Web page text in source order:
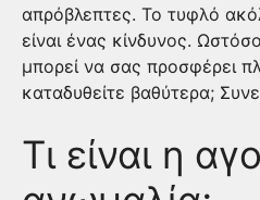
απρόβλεπτες. Το τυφλό
είναι ένας κίνδυνος.
μπορεί να σας προσφέρει
καταδυθείτε βαθύτερα;
Τι είναι η